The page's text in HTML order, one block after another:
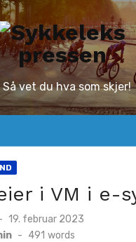
Så vet du hva som skjer!
i VM i e-
Posted
on
19. februar 2023
- 491 words